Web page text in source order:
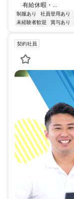
有給休暇・...
制服あり 社員登用あり
未経験者歓迎
賞与あり
契約社員